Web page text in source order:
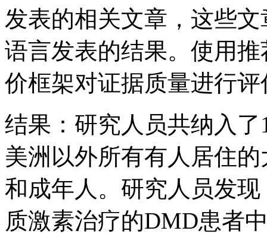
发表的相关文章，这些
语言发表的结果。使用
价框架对证据质量进行评
结果：研究人员共纳入
美洲以外所有有人居住
和成年人。研究人员发
质激素治疗的DMD患者